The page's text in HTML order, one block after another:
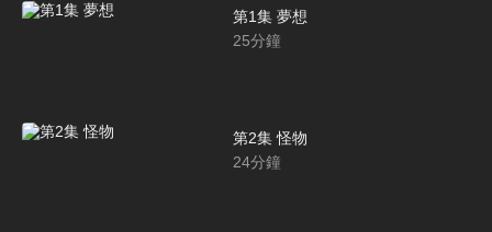
第1集 夢想
25分鐘
第2集 怪物
24分鐘